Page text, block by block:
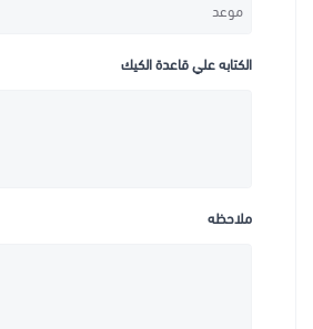
الكتابه علي قاعدة الكيك
ملاحظه